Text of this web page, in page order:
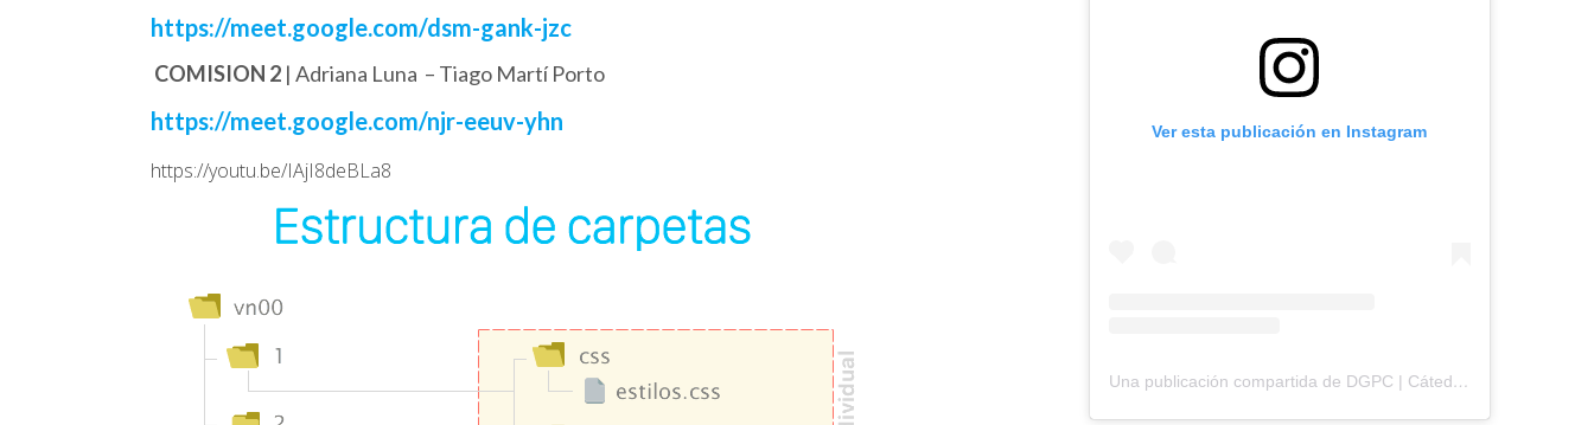
https://meet.google.com/dsm-gank-jzc
COMISION 2| Adriana Luna – Tiago Martí Porto
https://meet.google.com/njr-eeuv-yhn
https://youtu.be/IAjI8deBLa8
Ver esta publicación en Instagram
Una publicación compartida de DGPC | Cátedra Ocampo | FADU | UBA (@dgpc.catedraocampo)